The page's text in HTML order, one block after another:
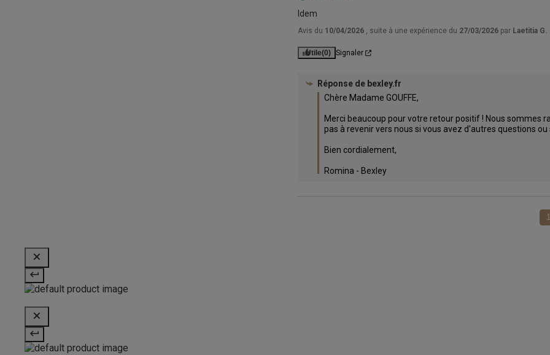
Idem
Avis du 10/04/2026 , suite à une expérience du 27/03/2026 par Laetitia G.
Utile(0) Signaler
Réponse de bexley.fr
Chère Madame GOUFFE,
Merci beaucoup pour votre retour positif ! Nous sommes
pas à revenir vers nous si vous avez d'autres questions
Bien cordialement,
Romina - Bexley